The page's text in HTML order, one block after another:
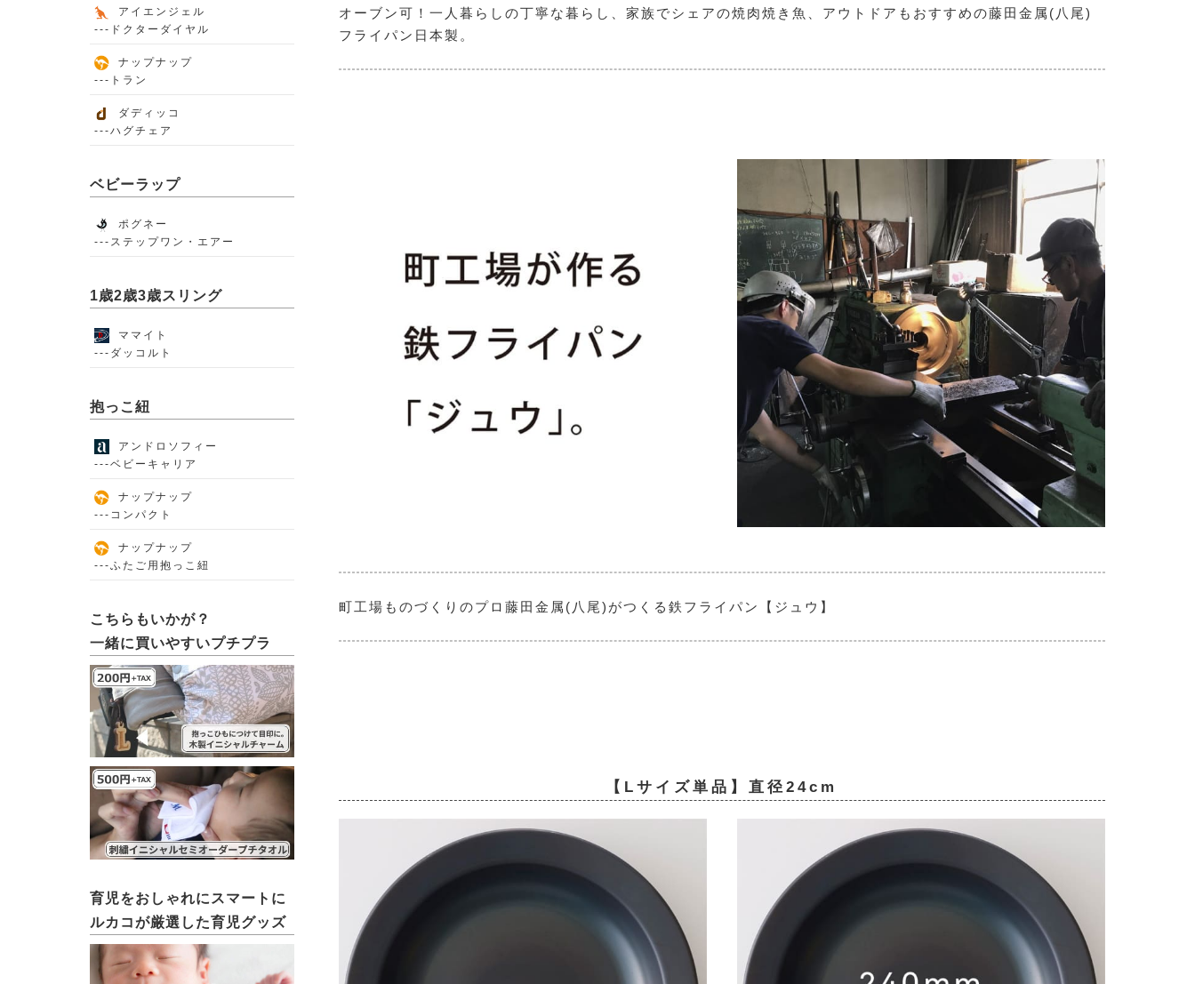
オーブン可！一人暮らしの丁寧な暮らし、家族でシェアの焼肉焼き魚、アウトドアもおすすめの藤田金属(八尾)
フライパン日本製。
町工場ものづくりのプロ 藤田金属(八尾) がつくる鉄フライパン【ジュウ】
【Lサイズ単品】直径24cm
アイエンジェル
---ドクターダイヤル
ナップナップ
---トラン
ダディッコ
---ハグチェア
ベビーラップ
ポグネー
---ステップワン・エアー
1歳2歳3歳スリング
ママイト
---ダッコルト
抱っこ紐
アンドロソフィー
---ベビーキャリア
ナップナップ
---コンパクト
ナップナップ
---ふたご用抱っこ紐
こちらもいかが？
一緒に買いやすいプチプラ
育児をおしゃれにスマートに
ルカコが厳選した育児グッズ